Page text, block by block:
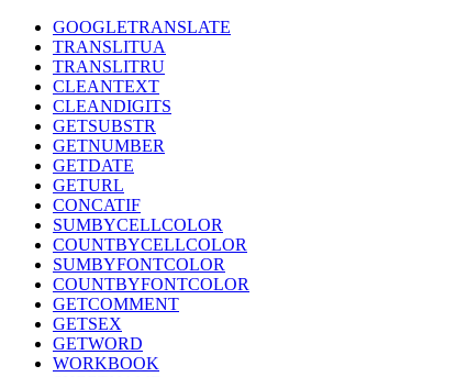
GOOGLETRANSLATE
TRANSLITUA
TRANSLITRU
CLEANTEXT
CLEANDIGITS
GETSUBSTR
GETNUMBER
GETDATE
GETURL
CONCATIF
SUMBYCELLCOLOR
COUNTBYCELLCOLOR
SUMBYFONTCOLOR
COUNTBYFONTCOLOR
GETCOMMENT
GETSEX
GETWORD
WORKBOOK